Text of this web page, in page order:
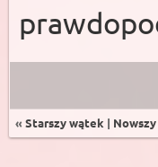
« Starszy wątek |